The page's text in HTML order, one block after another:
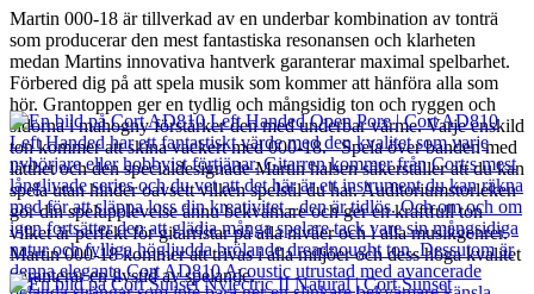
Martin 000-18 är tillverkad av en underbar kombination av tonträ
som producerar den mest fantastiska resonansen och klarheten
medan Martins innovativa hantverk garanterar maximal spelbarhet.
Förbered dig på att spela musik som kommer att hänföra alla som
hör. Grantoppen ger en tydlig och mångsidig ton och ryggen och
sidorna i mahogny förstärker den med underbar värme. Varje enskild
ton kommer att skina vackert med 000-18. Spela över banden med
lätthet och den specialdesignade Martin halsen säkerställer att du kan
spela utan hinder oavsett vilken spelstil du har. Auditoriumstorleken
gör din spelupplevelse ännu bekvämare och ger en kraftfull ton
vilket är perfekt för gitarristar på alla nivåer och i alla musikgenrer.
Martin 000-18 kommer att trivas i alla miljöer och dess höga kvalitet
garanterar en livstid av spelande.